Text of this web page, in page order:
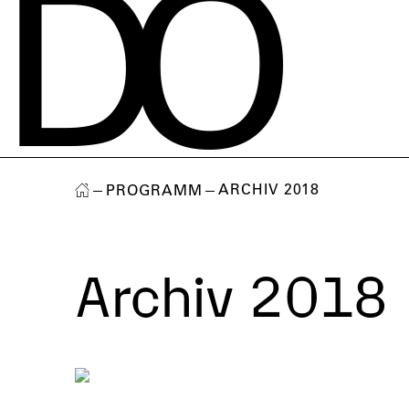
DO
PROGRAMM ARCHIV 2018
Archiv 2018